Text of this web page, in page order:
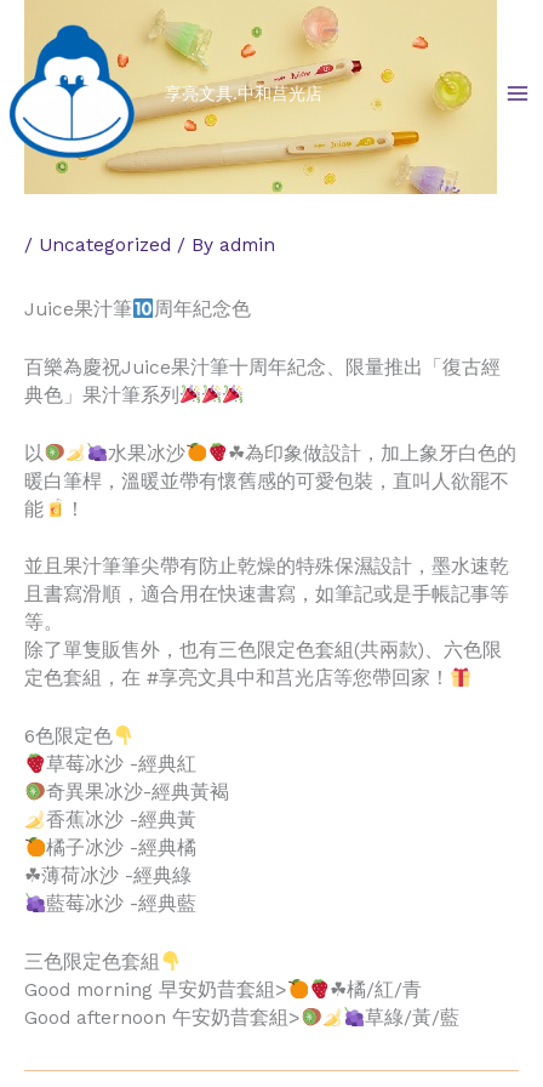
content
享亮文具.中和莒光店
/ Uncategorized / By admin
Juice果汁筆 周年紀念色
百樂為慶祝Juice果汁筆十周年紀念、限量推出「復古經
典色」果汁筆系列
以 水果冰沙
☘為印象做設計，加上象牙白色的
暖白筆桿，溫暖並帶有懷舊感的可愛包裝，直叫人欲罷不
能
！
並且果汁筆筆尖帶有防止乾燥的特殊保濕設計，墨水速乾
且書寫滑順，適合用在快速書寫，如筆記或是手帳記事等
等。
除了單隻販售外，也有三色限定色套組(共兩款)、六色限
定色套組，在 #享亮文具中和莒光店等您帶回家！
6色限定色
草莓冰沙 -經典紅
奇異果冰沙-經典黃褐
香蕉冰沙 -經典黃
橘子冰沙 -經典橘
☘薄荷冰沙 -經典綠
藍莓冰沙 -經典藍
三色限定色套組
Good morning 早安奶昔套組>
☘橘/紅/青
Good afternoon 午安奶昔套組>
草綠/黃/藍